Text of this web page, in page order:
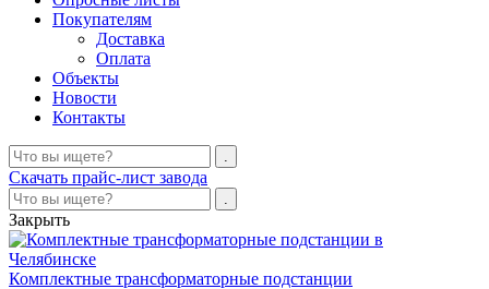
Покупателям
Доставка
Оплата
Объекты
Новости
Контакты
Скачать прайс-лист завода
Закрыть
Комплектные трансформаторные подстанции